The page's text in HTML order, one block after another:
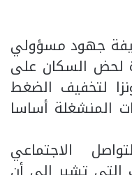
جهود مسؤولي
لحض السكان على
لتخفيف الضغط
المنشغلة أساسا
الاجتماعي